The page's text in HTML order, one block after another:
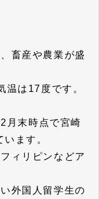
畜産や農業が盛
温は17度です。
月末時点で宮崎
ます。
ィリピンなどア
外国人留学生の